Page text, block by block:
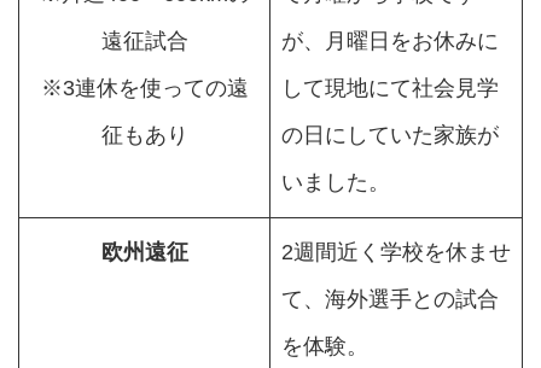
遠征試合
※3連休を使っての遠
征もあり
が、月曜日をお休みに
して現地にて社会見学
の日にしていた家族が
いました。
欧州遠征
2週間近く学校を休ませ
て、海外選手との試合
を体験。